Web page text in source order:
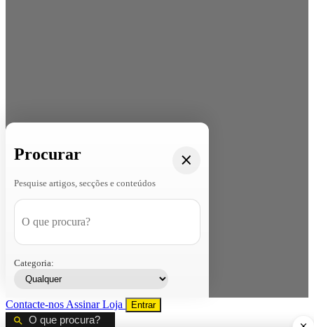
Procurar
Pesquise artigos, secções e conteúdos
Categoria:
Contacte-nos AssinarLoja Entrar